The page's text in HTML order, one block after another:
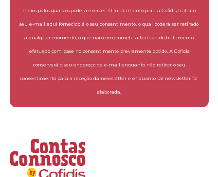
meios pelos quais os poderá exercer. O fundamento para a Cofidis tratar o
seu e-mail aqui fornecido é o seu consentimento, o qual poderá ser retirado
a qualquer momento, o que não compromete a licitude do tratamento
efetuado com base no consentimento previamente obtido. A Cofidis
conservará o seu endereço de e-mail enquanto não retirar o seu
consentimento para a receção da newsletter e enquanto tal newsletter for
elaborada.